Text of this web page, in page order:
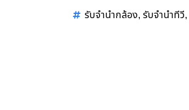
รับจำนำกล้อง, รับจำนำทีวี,